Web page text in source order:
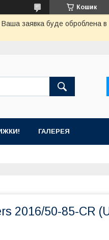
Кошик
Ваша заявка буде оброблена
ГАЛЕРЕЯ
2016/50-85-CR